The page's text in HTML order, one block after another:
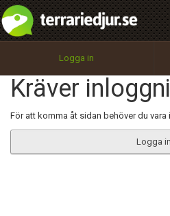
Logga in
Kräver
För att komma åt sidan behöver du
Logga in
OK
integritetspolicy
Namn:
Epost:
Begär nytt lösenord